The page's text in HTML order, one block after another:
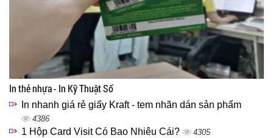
In thẻ nhựa - In Kỹ Thuật Số
In nhanh giá rẻ giấy Kraft - tem nhãn dán sản phẩm
4386
1 Hộp Card Visit Có Bao Nhiêu Cái? 4305